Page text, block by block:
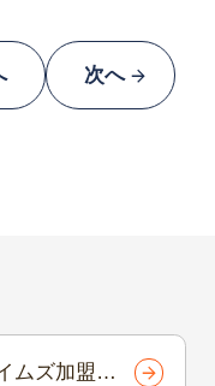
次へ
ムズ加盟店